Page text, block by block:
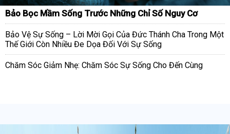
Bảo Bọc Mầm Sống Trước Những Chỉ Số Nguy Cơ
Bảo Vệ Sự Sống – Lời Mời Gọi Của Đức Thánh Cha Trong Một
Thế Giới Còn Nhiều Đe Dọa Đối Với Sự Sống
Chăm Sóc Giảm Nhẹ: Chăm Sóc Sự Sống Cho Đến Cùng